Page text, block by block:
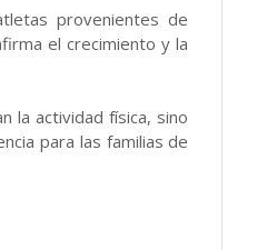
provenientes de
el crecimiento y la
la actividad física, sino
para las familias de